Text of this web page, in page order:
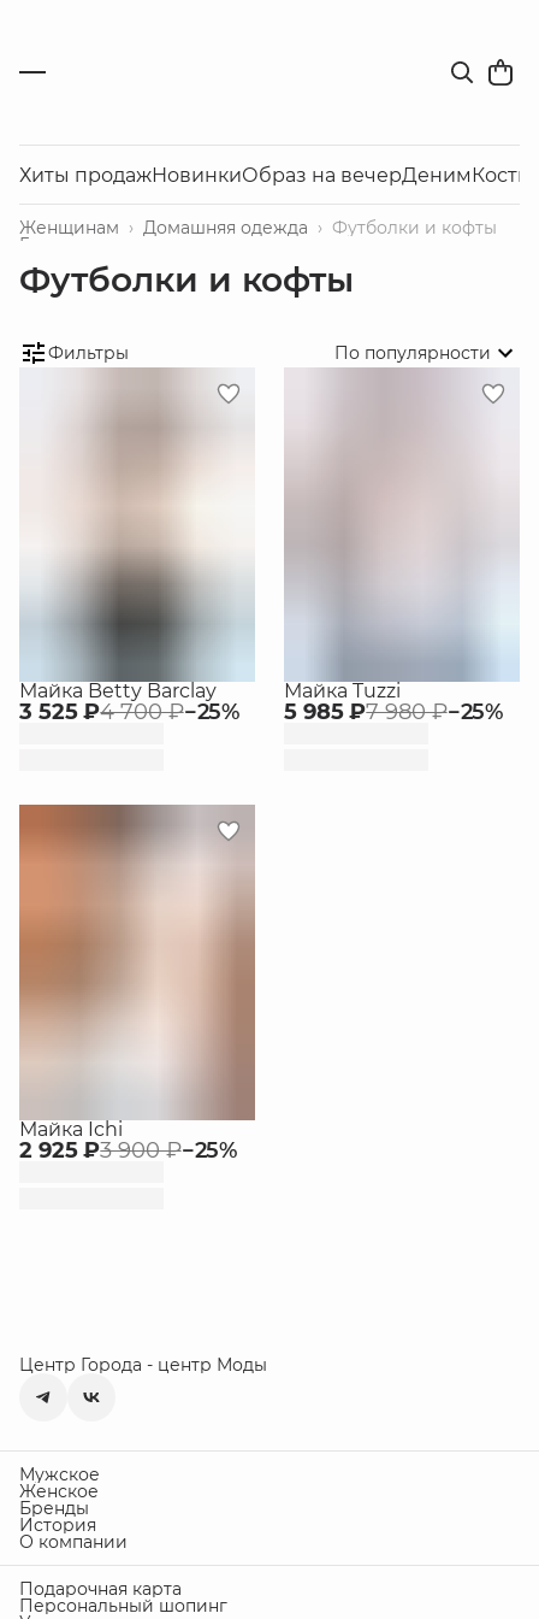
Хиты продажНовинкиОбраз на вечерДеним
Футболки и кофты
Домашняя одежда ›
Женщинам ›
Главная
Футболки и кофты
Фильтры По популярности
Майка Betty Barclay
3 525 ₽4 700 ₽−25%
Майка Tuzzi
5 985 ₽7 980 ₽−25%
Майка Ichi
2 925 ₽3 900 ₽−25%
Центр Города - центр Моды
Мужское
Женское
Бренды
История
О компании
Подарочная карта
Персональный шопинг